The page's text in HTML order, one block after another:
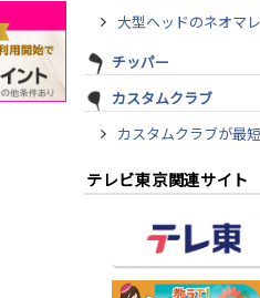
大型ヘッドのネオマ
チッパー
カスタムクラブ
カスタムクラブが最
テレビ東京関連サイト